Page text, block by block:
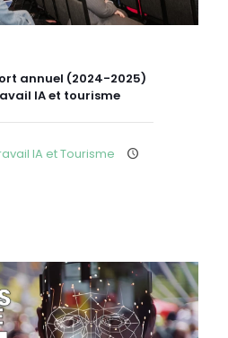
annuel (2024-2025)
IA et tourisme
IA et Tourisme